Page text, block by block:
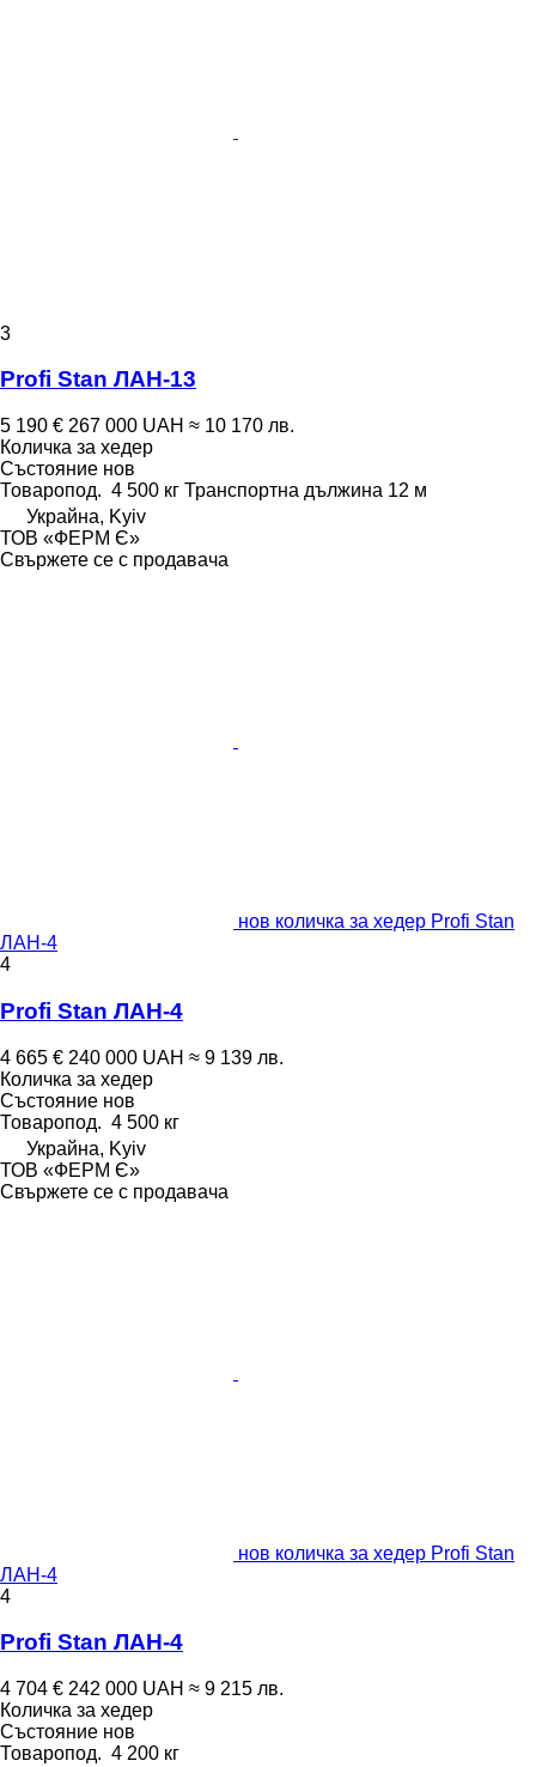
3
Profi Stan ЛАН-13
5 190 € 267 000 UAH ≈ 10 170 лв.
Количка за хедер
Състояние нов
Товаропод. 4 500 кг Транспортна дължина 12 м
Украйна, Kyiv
ТОВ «ФЕРМ Є»
Свържете се с продавача
нов количка за хедер Profi Stan
ЛАН-4
4
Profi Stan ЛАН-4
4 665 € 240 000 UAH ≈ 9 139 лв.
Количка за хедер
Състояние нов
Товаропод. 4 500 кг
Украйна, Kyiv
ТОВ «ФЕРМ Є»
Свържете се с продавача
нов количка за хедер Profi Stan
ЛАН-4
4
Profi Stan ЛАН-4
4 704 € 242 000 UAH ≈ 9 215 лв.
Количка за хедер
Състояние нов
Товаропод. 4 200 кг